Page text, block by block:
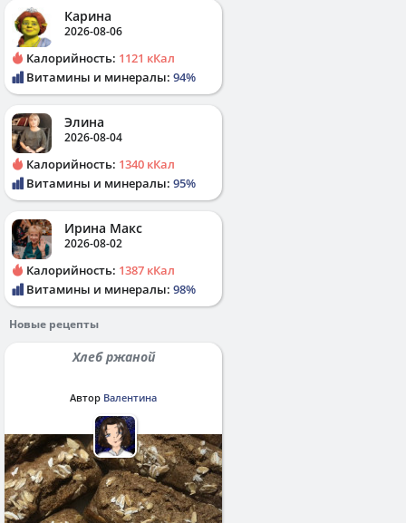
Карина
2026-08-06
Калорийность: 1121 кКал
Витамины и минералы: 94%
Элина
2026-08-04
Калорийность: 1340 кКал
Витамины и минералы: 95%
Ирина Макс
2026-08-02
Калорийность: 1387 кКал
Витамины и минералы: 98%
Новые рецепты
Хлеб ржаной
Автор Валентина